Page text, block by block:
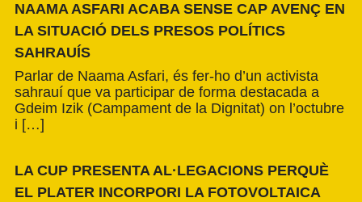
NAAMA ASFARI ACABA SENSE CAP AVENÇ EN
LA SITUACIÓ DELS PRESOS POLÍTICS
SAHRAUÍS
Parlar de Naama Asfari, és fer-ho d’un activista
sahrauí que va participar de forma destacada a
Gdeim Izik (Campament de la Dignitat) on l’octubre
i […]
LA CUP PRESENTA AL·LEGACIONS PERQUÈ
EL PLATER INCORPORI LA FOTOVOLTAICA